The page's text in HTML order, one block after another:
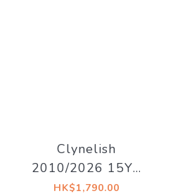
Clynelish
2010/2026 15YO
51.1% Decadent
HK$1,790.00